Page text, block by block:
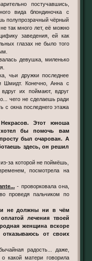
постучавшись,
вида блондиночка с
полупрозрачный чёрный
так много лет, её можно
заведения, ей как
глазах не было того
девушка, миленько
чьи дружки последнее
Шмидт. Конечно, Анна с
их поймают, вдруг
чего не сделаешь ради
с окна последнего этажа
Этот юноша
хотел бы помочь вам
был очарован. А
здесь, он решил
за которой не поймёшь,
посмотрела на
- проворковала она,
проведя пальчиком по
не должны ни в чём
лечения твоей
женщина вскоре
от своих
радость... даже,
какой матери говорила